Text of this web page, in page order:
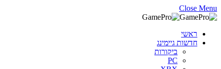
Close Menu
ראשי
חדשות גיימינג
ביקורות
PC